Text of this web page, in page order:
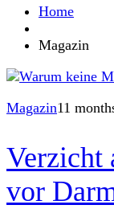
Home
Magazin
Magazin11
Verzicht
vor